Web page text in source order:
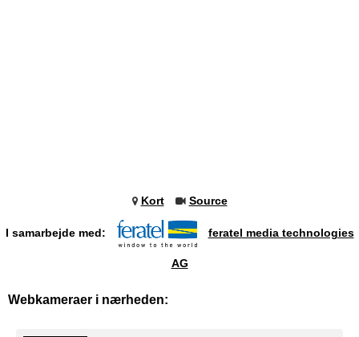
Kort Source
I samarbejde med: feratel media technologies
AG
Webkameraer i nærheden: